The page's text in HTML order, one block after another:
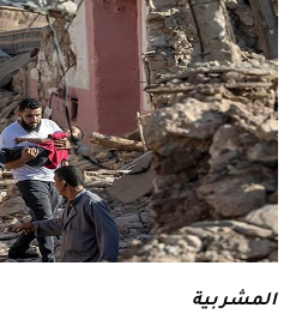
المشربية